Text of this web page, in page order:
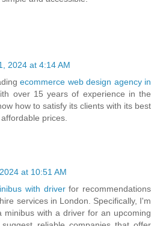
2024 at 4:14 AM
ecommerce web design agency in
over 15 years of experience in the
how to satisfy its clients with its best
prices.
at 10:51 AM
with driverfor recommendations
services in London. Specifically, I'm
minibus with a driver for an upcoming